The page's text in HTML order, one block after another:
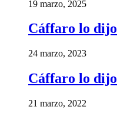
19 marzo, 2025
Cáffaro lo dijo
24 marzo, 2023
Cáffaro lo dijo
21 marzo, 2022